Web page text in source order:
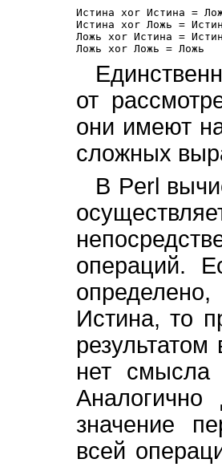
Истина хоr Истина =
Истина хоr Ложь =
Ложь хоr Истина =
от
они имеют
сложных
В Perl
операций.
Истина, то
нет смысла
значение
всей